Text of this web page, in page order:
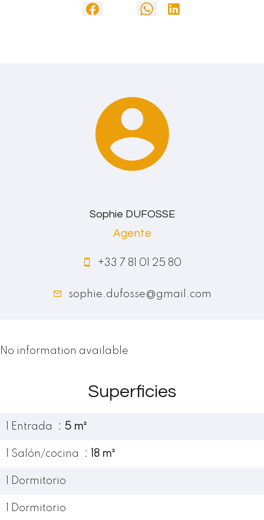
Sophie DUFOSSE
Agente
+33 7 81 01 25 80
sophie.dufosse@gmail.com
No information available
Superficies
1 Entrada 5 m²
1 Salón/cocina 18 m²
1 Dormitorio
1 Dormitorio